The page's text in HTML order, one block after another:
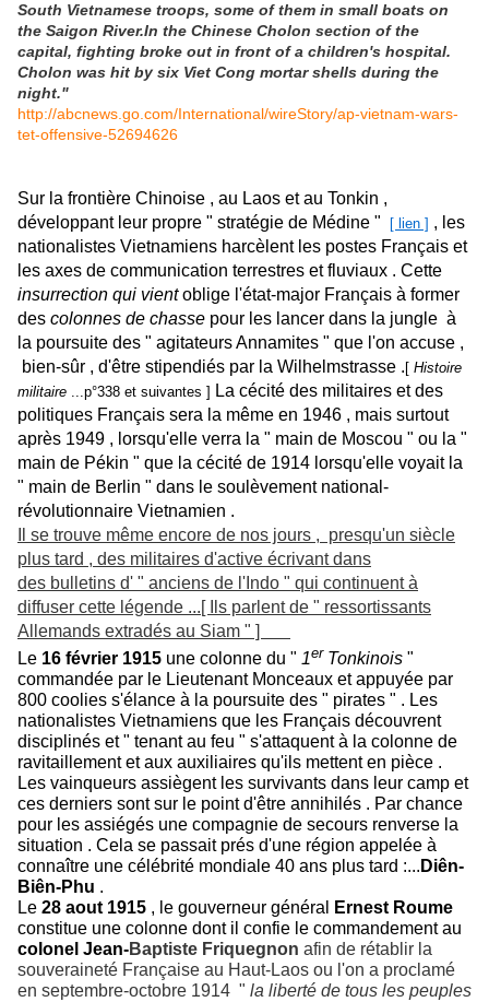
South Vietnamese troops, some of them in small boats on
the Saigon River.In the Chinese Cholon section of the
capital, fighting broke out in front of a children's hospital.
Cholon was hit by six Viet Cong mortar shells during the
night."
http://abcnews.go.com/International/wireStory/ap-vietnam-wars-
tet-offensive-52694626
Sur la frontière Chinoise , au Laos et au Tonkin ,
développant leur propre " stratégie de Médine "
[ lien ] , les
nationalistes Vietnamiens harcèlent les postes Français et
les axes de communication terrestres et fluviaux . Cette
insurrection qui vientoblige l'état-major Français à former
des colonnes de chasse pour les lancer dans la jungle à
la poursuite des " agitateurs Annamites " que l'on accuse ,
bien-sûr , d'être stipendiés par la Wilhelmstrasse . [ Histoire
militaire ...p°338 et suivantes ] La cécité des militaires et des
politiques Français sera la même en 1946 , mais surtout
après 1949 , lorsqu'elle verra la " main de Moscou " ou la "
main de Pékin " que la cécité de 1914 lorsqu'elle voyait la
" main de Berlin " dans le soulèvement national-
révolutionnaire Vietnamien .
Il se trouve même encore de nos jours , presqu'un siècle
plus tard , des militaires d'active écrivant dans
des bulletins d' " anciens de l'Indo " qui continuent à
diffuser cette légende ...[ Ils parlent de " ressortissants
Allemands extradés au Siam " ]
Le 16 février 1915 une colonne du " 1er Tonkinois "
commandée par le Lieutenant Monceaux et appuyée par
800 coolies s'élance à la poursuite des " pirates " . Les
nationalistes Vietnamiens que les Français découvrent
disciplinés et " tenant au feu " s'attaquent à la colonne de
ravitaillement et aux auxiliaires qu'ils mettent en pièce .
Les vainqueurs assiègent les survivants dans leur camp et
ces derniers sont sur le point d'être annihilés . Par chance
pour les assiégés une compagnie de secours renverse la
situation . Cela se passait prés d'une région appelée à
connaître une célébrité mondiale 40 ans plus tard :... Diên-
Biên-Phu .
Le 28 aout 1915 , le gouverneur général
Ernest Roume
constitue une colonne dont il confie le commandement au
colonel Jean-Baptiste Friquegnon afin de rétablir la
souveraineté Française au Haut-Laos ou l'on a proclamé
en septembre-octobre 1914 " la liberté de tous les peuples